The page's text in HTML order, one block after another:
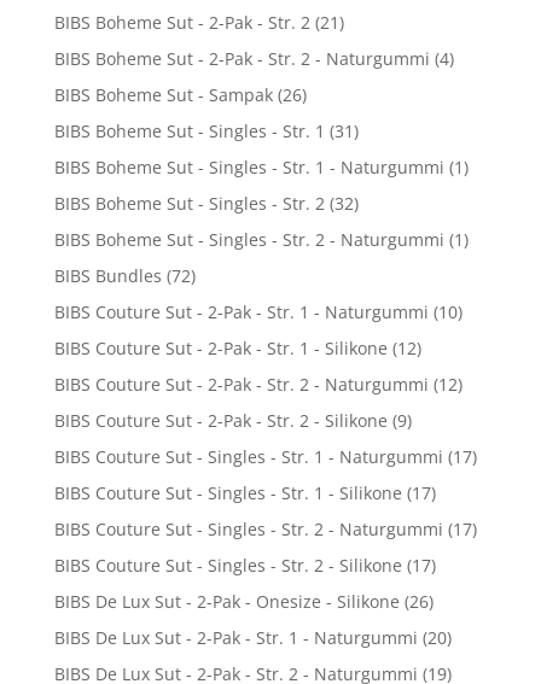
BIBS Boheme Sut - 2-Pak - Str. 2 (21)
BIBS Boheme Sut - 2-Pak - Str. 2 - Naturgummi (4)
BIBS Boheme Sut - Sampak (26)
BIBS Boheme Sut - Singles - Str. 1 (31)
BIBS Boheme Sut - Singles - Str. 1 - Naturgummi (1)
BIBS Boheme Sut - Singles - Str. 2 (32)
BIBS Boheme Sut - Singles - Str. 2 - Naturgummi (1)
BIBS Bundles (72)
BIBS Couture Sut - 2-Pak - Str. 1 - Naturgummi (10)
BIBS Couture Sut - 2-Pak - Str. 1 - Silikone (12)
BIBS Couture Sut - 2-Pak - Str. 2 - Naturgummi (12)
BIBS Couture Sut - 2-Pak - Str. 2 - Silikone (9)
BIBS Couture Sut - Singles - Str. 1 - Naturgummi (17)
BIBS Couture Sut - Singles - Str. 1 - Silikone (17)
BIBS Couture Sut - Singles - Str. 2 - Naturgummi (17)
BIBS Couture Sut - Singles - Str. 2 - Silikone (17)
BIBS De Lux Sut - 2-Pak - Onesize - Silikone (26)
BIBS De Lux Sut - 2-Pak - Str. 1 - Naturgummi (20)
BIBS De Lux Sut - 2-Pak - Str. 2 - Naturgummi (19)